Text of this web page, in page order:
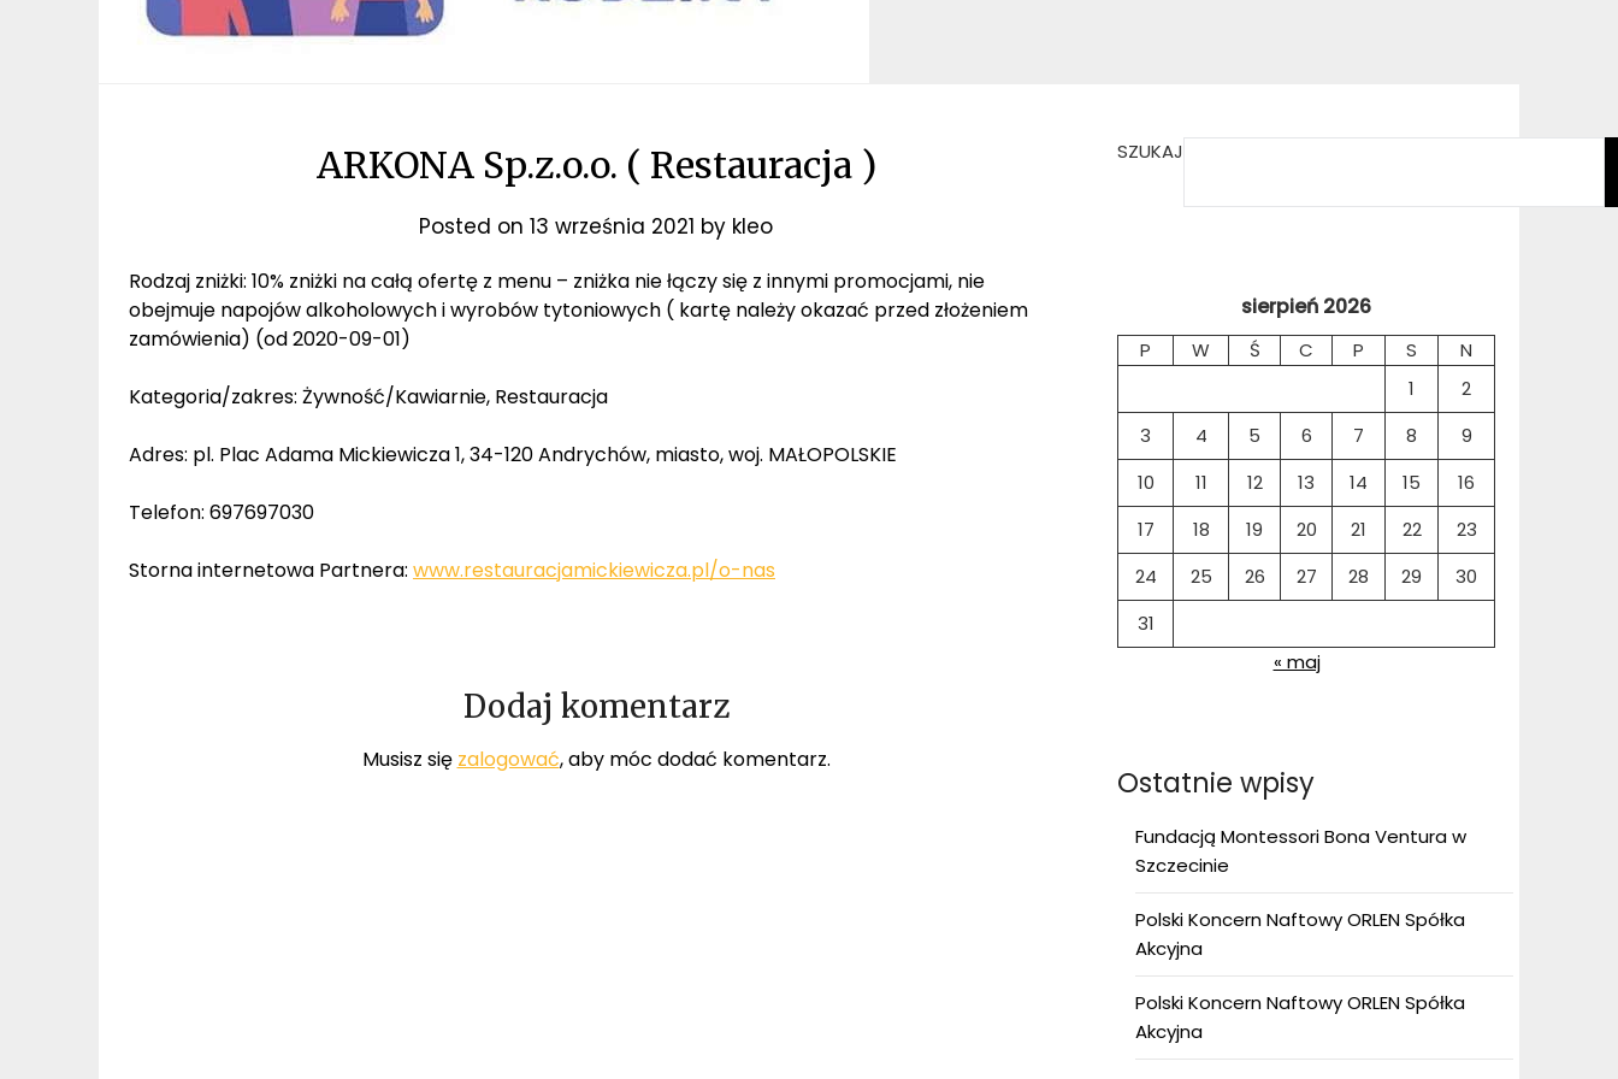
ARKONA Sp.z.o.o. ( Restauracja )
Posted on 13 września 2021 by kleo
Rodzaj zniżki: 10% zniżki na całą ofertę z menu – zniżka nie łączy się z innymi promocjami, nie
obejmuje napojów alkoholowych i wyrobów tytoniowych ( kartę należy okazać przed złożeniem
zamówienia) (od 2020-09-01)
Kategoria/zakres: Żywność/Kawiarnie, Restauracja
Adres: pl. Plac Adama Mickiewicza 1, 34-120 Andrychów, miasto, woj. MAŁOPOLSKIE
Telefon: 697697030
Storna internetowa Partnera: www.restauracjamickiewicza.pl/o-nas
Dodaj komentarz
Musisz się zalogować, aby móc dodać komentarz.
SZUKAJ
sierpień 2026
P W Ś C P S
N
1
2
3
4 5 6 7 8
9
10
11 12 13 14 15
16
17
18 19 20 21 22
23
24
25 26 27 28 29
30
31
« maj
Ostatnie wpisy
Fundacją Montessori Bona Ventura w
Szczecinie
Polski Koncern Naftowy ORLEN Spółka
Akcyjna
Polski Koncern Naftowy ORLEN Spółka
Akcyjna